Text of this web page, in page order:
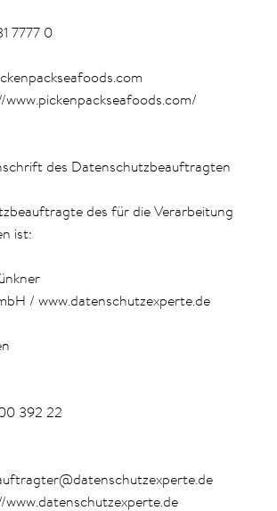
7777 0
des Datenschutzbeauftragten
des für die Verarbeitung
ist:
/ www.datenschutzexperte.de
392 22